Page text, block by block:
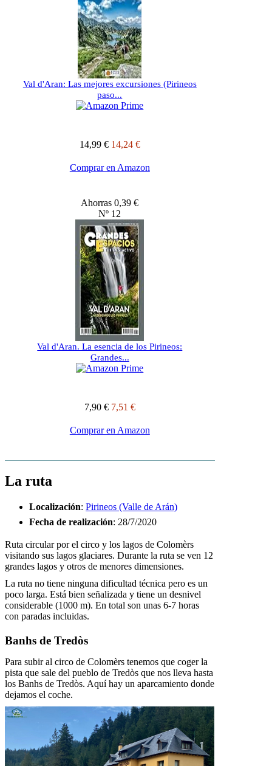
Val d'Aran: Las mejores excursiones (Pirineos
paso...
14,99 € 14,24 €
Comprar en Amazon
Ahorras 0,39 €
Nº 12
Val d'Aran. La esencia de los Pirineos:
Grandes...
7,90 € 7,51 €
Comprar en Amazon
La ruta
Localización: Pirineos (Valle de Arán)
Fecha de realización: 28/7/2020
Ruta circular por el circo y los lagos de Colomèrs
visitando sus lagos glaciares. Durante la ruta se ven 12
grandes lagos y otros de menores dimensiones.
La ruta no tiene ninguna dificultad técnica pero es un
poco larga. Está bien señalizada y tiene un desnivel
considerable (1000 m). En total son unas 6-7 horas
con paradas incluidas.
Banhs de Tredòs
Para subir al circo de Colomèrs tenemos que coger la
pista que sale del pueblo de Tredòs que nos lleva hasta
los Banhs de Tredòs. Aquí hay un aparcamiento donde
dejamos el coche.